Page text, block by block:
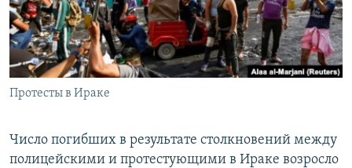
ПОБЕДИТЕЛЕЙ НЕ СУДЯТ?
КРЫМ.НЕПОКОРЕННЫЙ
ELIFBE
УКРАИНСКАЯ ПРОБЛЕМА КРЫМА
ПРИСОЕДИНЯЙТЕСЬ!
Протесты в Ираке
Число погибших в результате столкновений между
полицейскими и протестующими в Ираке возросло